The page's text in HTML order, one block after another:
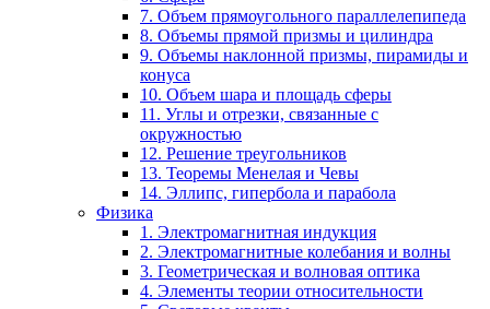
7. Объем прямоугольного параллелепипеда
8. Объемы прямой призмы и цилиндра
9. Объемы наклонной призмы, пирамиды и
конуса
10. Объем шара и площадь сферы
11. Углы и отрезки, связанные с
окружностью
12. Решение треугольников
13. Теоремы Менелая и Чевы
14. Эллипс, гипербола и парабола
Физика
1. Электромагнитная индукция
2. Электромагнитные колебания и волны
3. Геометрическая и волновая оптика
4. Элементы теории относительности